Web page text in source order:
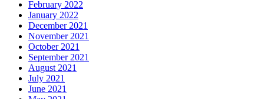
February 2022
January 2022
December 2021
November 2021
October 2021
September 2021
August 2021
July 2021
June 2021